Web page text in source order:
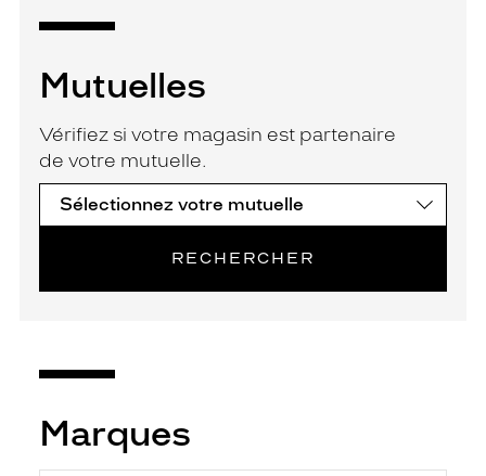
Mutuelles
Vérifiez si votre magasin est partenaire
de votre mutuelle.
RECHERCHER
Marques